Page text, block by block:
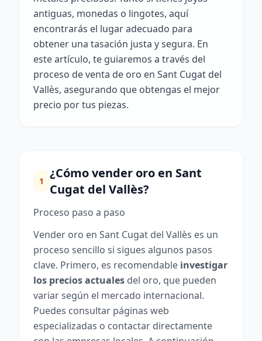
antiguas, monedas o lingotes, aquí
encontrarás el lugar adecuado para
obtener una tasación justa y segura. En
este artículo, te guiaremos a través del
proceso de venta de oro en Sant Cugat del
Vallès, asegurando que obtengas el mejor
precio por tus piezas.
1
¿Cómo vender oro en Sant
Cugat del Vallès?
Proceso paso a paso
Vender oro en Sant Cugat del Vallès es un
proceso sencillo si sigues algunos pasos
clave. Primero, es recomendable investigar
los precios actuales del oro, que pueden
variar según el mercado internacional.
Puedes consultar páginas web
especializadas o contactar directamente